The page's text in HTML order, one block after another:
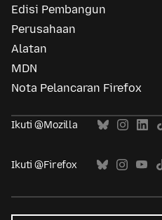
Edisi Pembangun
Perusahaan
Alatan
MDN
Nota Pelancaran Firefox
Ikuti @Mozilla
Ikuti @Firefox